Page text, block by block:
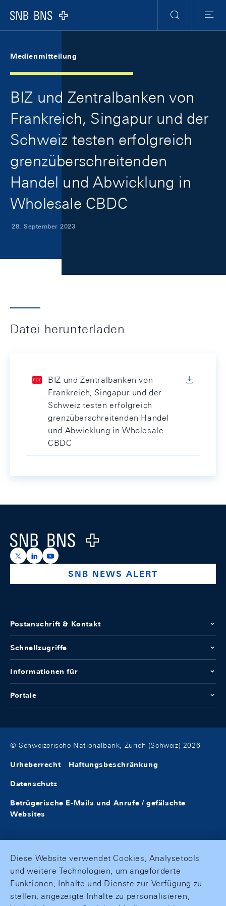
Logo
Suche
Menu
Medienmitteilung
BIZ und Zentralbanken von
Frankreich, Singapur und der
Schweiz testen erfolgreich
grenzüberschreitenden
Handel und Abwicklung in
Wholesale CBDC
28. September 2023
Datei herunterladen
BIZ und Zentralbanken von
Frankreich, Singapur und der
Schweiz testen erfolgreich
grenzüberschreitenden Handel
und Abwicklung in Wholesale
CBDC
Logo
https://x.com/snb_bns
https://ch.linkedin.com/company/swiss-national-
https://www.youtube.com/@swissnationalbank
SNB NEWS ALERT
Postanschrift & Kontakt
Schnellzugriffe
Informationen für
Portale
© Schweizerische Nationalbank, Zürich (Schweiz) 2026
Urheberrecht Haftungsbeschränkung
Datenschutz
Betrügerische E-Mails und Anrufe / gefälschte
Websites
Diese Website verwendet Cookies, Analysetools
und weitere Technologien, um angeforderte
Funktionen, Inhalte und Dienste zur Verfügung zu
stellen, angezeigte Inhalte zu personalisieren,